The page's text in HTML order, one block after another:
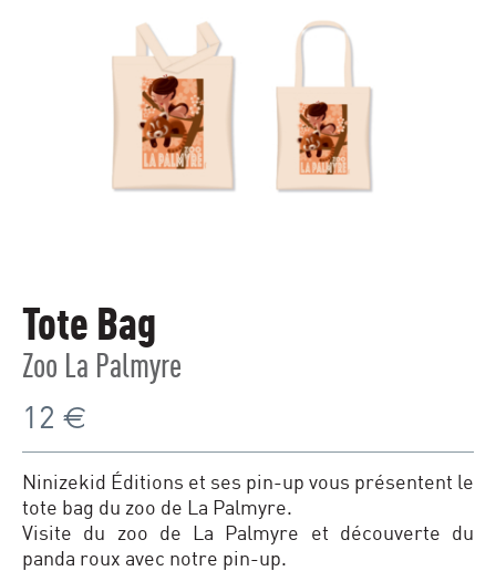
Tote Bag
Zoo La Palmyre
12 €
Ninizekid Éditions et ses pin-up vous présentent le
tote bag du zoo de La Palmyre.
Visite du zoo de La Palmyre et découverte du
panda roux avec notre pin-up.